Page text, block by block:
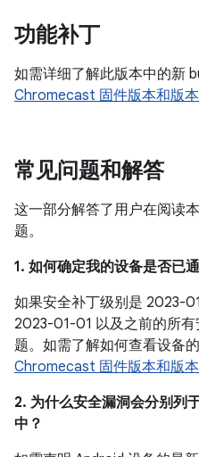
功能补丁
如需详细了解此版本中的新
Chromecast 固件版本和版
常见问题和解答
这一部分解答了用户在阅读
题。
1. 如何确定我的设备是否已
如果安全补丁级别是 2023-
2023-01-01 以及之前的所
题。如需了解如何查看设备
Chromecast 固件版本和版
2. 为什么安全漏洞会分别列
中？